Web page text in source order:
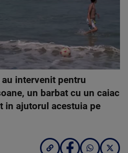
intervenit pentru
un barbat cu un caiac
in ajutorul acestuia pe